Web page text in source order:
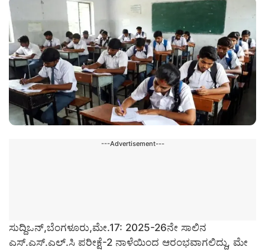
---Advertisement---
ಸುದ್ದಿಒನ್,ಬೆಂಗಳೂರು,ಮೇ.17: 2025-26ನೇ ಸಾಲಿನ
ಎಸ್.ಎಸ್.ಎಲ್.ಸಿ ಪರೀಕ್ಷೆ-2 ನಾಳೆಯಿಂದ ಆರಂಭವಾಗಲಿದ್ದು, ಮೇ